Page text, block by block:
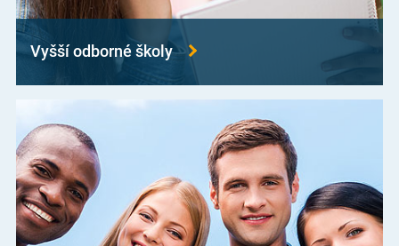
Vyšší odborné školy